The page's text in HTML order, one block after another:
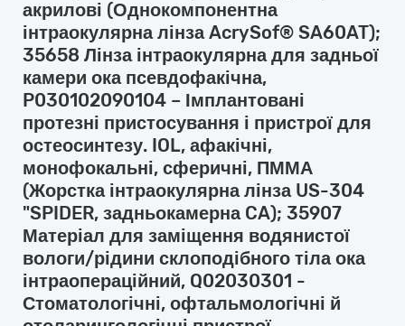
акрилові (Однокомпонентна
інтраокулярна лінза AcrySof® SA60AT);
35658 Лінза інтраокулярна для задньої
камери ока псевдофакічна,
P030102090104 – Імплантовані
протезні пристосування і пристрої для
остеосинтезу. IOL, афакічні,
монофокальні, сферичні, ПММА
(Жорстка інтраокулярна лінза US-304
"SPIDER, задньокамерна CA); 35907
Матеріал для заміщення водянистої
вологи/рідини склоподібного тіла ока
інтраопераційний, Q02030301 -
Стоматологічні, офтальмологічні й